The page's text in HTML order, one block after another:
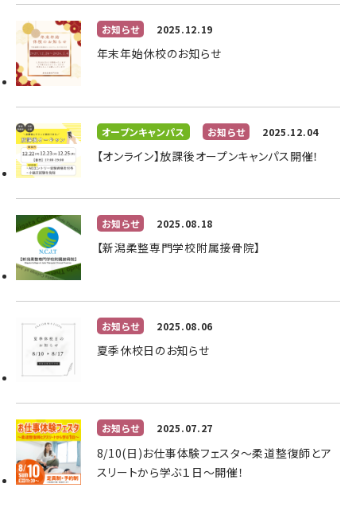
お知らせ 2025.12.19
年末年始休校のお知らせ
オープンキャンパス お知らせ 2025.12.04
【オンライン】放課後オープンキャンパス開催！
お知らせ 2025.08.18
【新潟柔整専門学校附属接骨院】
お知らせ 2025.08.06
夏季休校日のお知らせ
お知らせ 2025.07.27
8/10(日)お仕事体験フェスタ～柔道整復師とア
スリートから学ぶ１日～開催！